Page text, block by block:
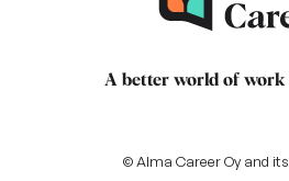
A better world of work
© Alma Career Oy and